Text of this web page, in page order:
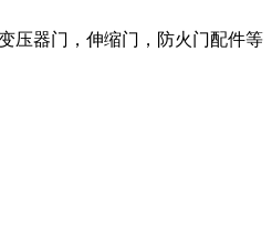
压器门，伸缩门，防火门配件等